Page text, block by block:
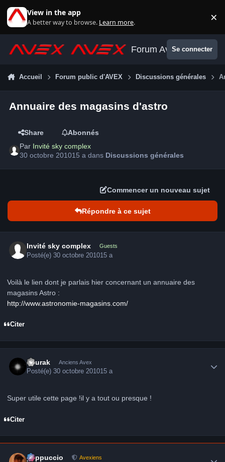
View in the app
A better way to browse. Learn more. ×
Forum AvexSe connecter
Accueil Forum public d'AVEX Discussions générales
Annuaire des magasins d'astro
Share
Abonnés
Par Invité sky complex
30 octobre 201015 a dans Discussions générales
Commencer un nouveau sujet
Répondre à ce sujet
Invité sky complex Guests
Posté(e)30 octobre 201015 a
Voilà le lien dont je parlais hier concernant un annuaire des
magasins Astro :
http://www.astronomie-magasins.com/
Citer
Zaurak Anciens Avex
Posté(e)30 octobre 201015 a
Super utile cette page !il y a tout ou presque !
Citer
peppuccio Avexiens